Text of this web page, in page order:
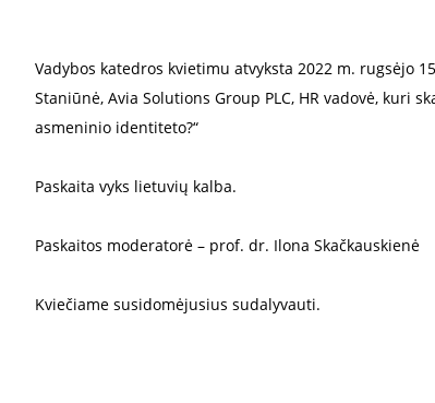
Vadybos katedros kvietimu atvyksta 2022 m. rugsėjo 15
Staniūnė, Avia Solutions Group PLC, HR vadovė, kuri
asmeninio identiteto?“
Paskaita vyks lietuvių kalba.
Paskaitos moderatorė – prof. dr. Ilona Skačkauskienė
Kviečiame susidomėjusius sudalyvauti.